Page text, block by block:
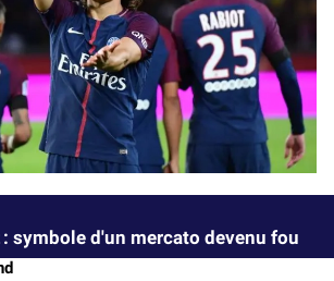
symbole d'un mercato devenu fou